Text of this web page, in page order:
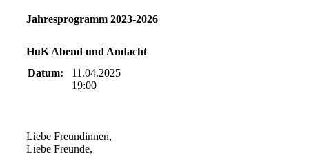
Jahresprogramm 2023-2026
HuK Abend und Andacht
Datum:
11.04.2025
19:00
Liebe Freundinnen,
Liebe Freunde,